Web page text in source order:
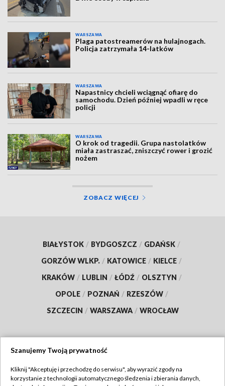
WARSZAWA
Plaga patostreamerów na hulajnogach.
Policja zatrzymała 14-latków
WARSZAWA
Napastnicy chcieli wciągnąć ofiarę do
samochodu. Dzień później wpadli w ręce
policji
WARSZAWA
O krok od tragedii. Grupa nastolatków
miała zastraszać, zniszczyć rower i grozić
nożem
ZOBACZ WIĘCEJ
BIAŁYSTOK / BYDGOSZCZ / GDAŃSK /
GORZÓW WLKP. / KATOWICE / KIELCE /
KRAKÓW / LUBLIN / ŁÓDŹ / OLSZTYN /
OPOLE / POZNAŃ / RZESZÓW /
SZCZECIN / WARSZAWA / WROCŁAW
TVP
Szanujemy Twoją prywatność
Kliknij "Akceptuję i przechodzę do serwisu", aby wyrazić zgody na
korzystanie z technologii automatycznego śledzenia i zbierania danych,